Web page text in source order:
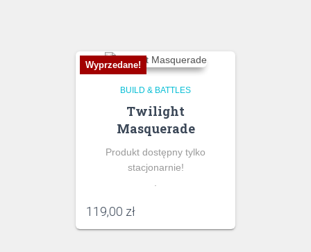
Wyprzedane!
BUILD & BATTLES
Twilight
Masquerade
Produkt dostępny tylko
stacjonarnie!
.
119,00 zł